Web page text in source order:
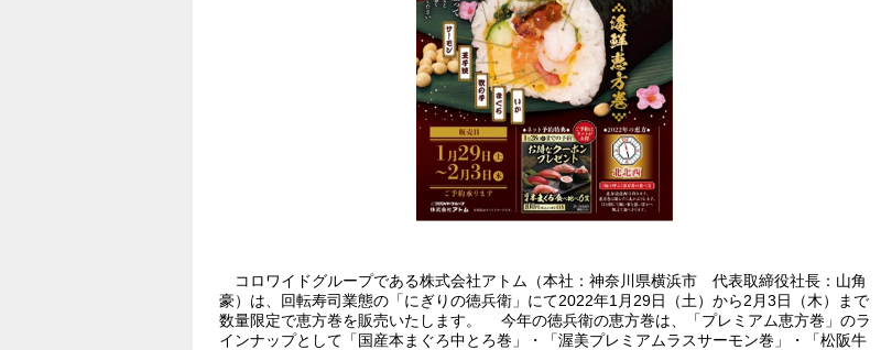
コロワイドグループである株式会社アトム（本社：神奈川県横浜市 代表取締役社長：山角
豪）は、回転寿司業態の「にぎりの徳兵衛」にて2022年1月29日（土）から2月3日（木）まで
数量限定で恵方巻を販売いたします。 今年の徳兵衛の恵方巻は、「プレミアム恵方巻」のラ
インナップとして「国産本まぐろ中とろ巻」・「渥美プレミアムラスサーモン巻」・「松阪牛